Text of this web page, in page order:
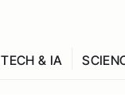
TECH & IA